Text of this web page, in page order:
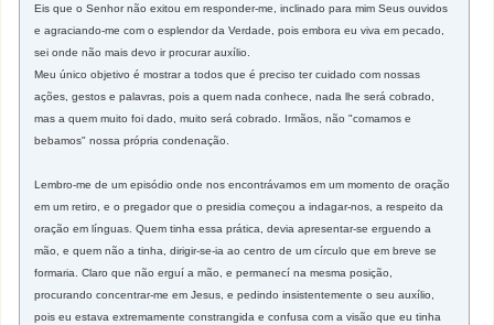
Eis que o Senhor não exitou em responder-me, inclinado para mim Seus ouvidos
e agraciando-me com o esplendor da Verdade, pois embora eu viva em pecado,
sei onde não mais devo ir procurar auxílio.
Meu único objetivo é mostrar a todos que é preciso ter cuidado com nossas
ações, gestos e palavras, pois a quem nada conhece, nada lhe será cobrado,
mas a quem muito foi dado, muito será cobrado. Irmãos, não "comamos e
bebamos" nossa própria condenação.
Lembro-me de um episódio onde nos encontrávamos em um momento de oração
em um retiro, e o pregador que o presidia começou a indagar-nos, a respeito da
oração em línguas. Quem tinha essa prática, devia apresentar-se erguendo a
mão, e quem não a tinha, dirigir-se-ia ao centro de um círculo que em breve se
formaria. Claro que não erguí a mão, e permanecí na mesma posição,
procurando concentrar-me em Jesus, e pedindo insistentemente o seu auxílio,
pois eu estava extremamente constrangida e confusa com a visão que eu tinha